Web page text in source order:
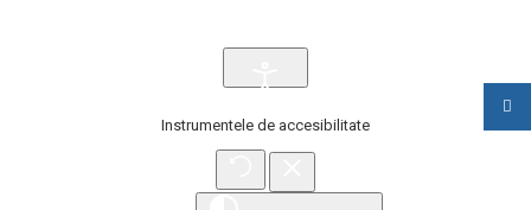
Instrumentele de accesibilitate